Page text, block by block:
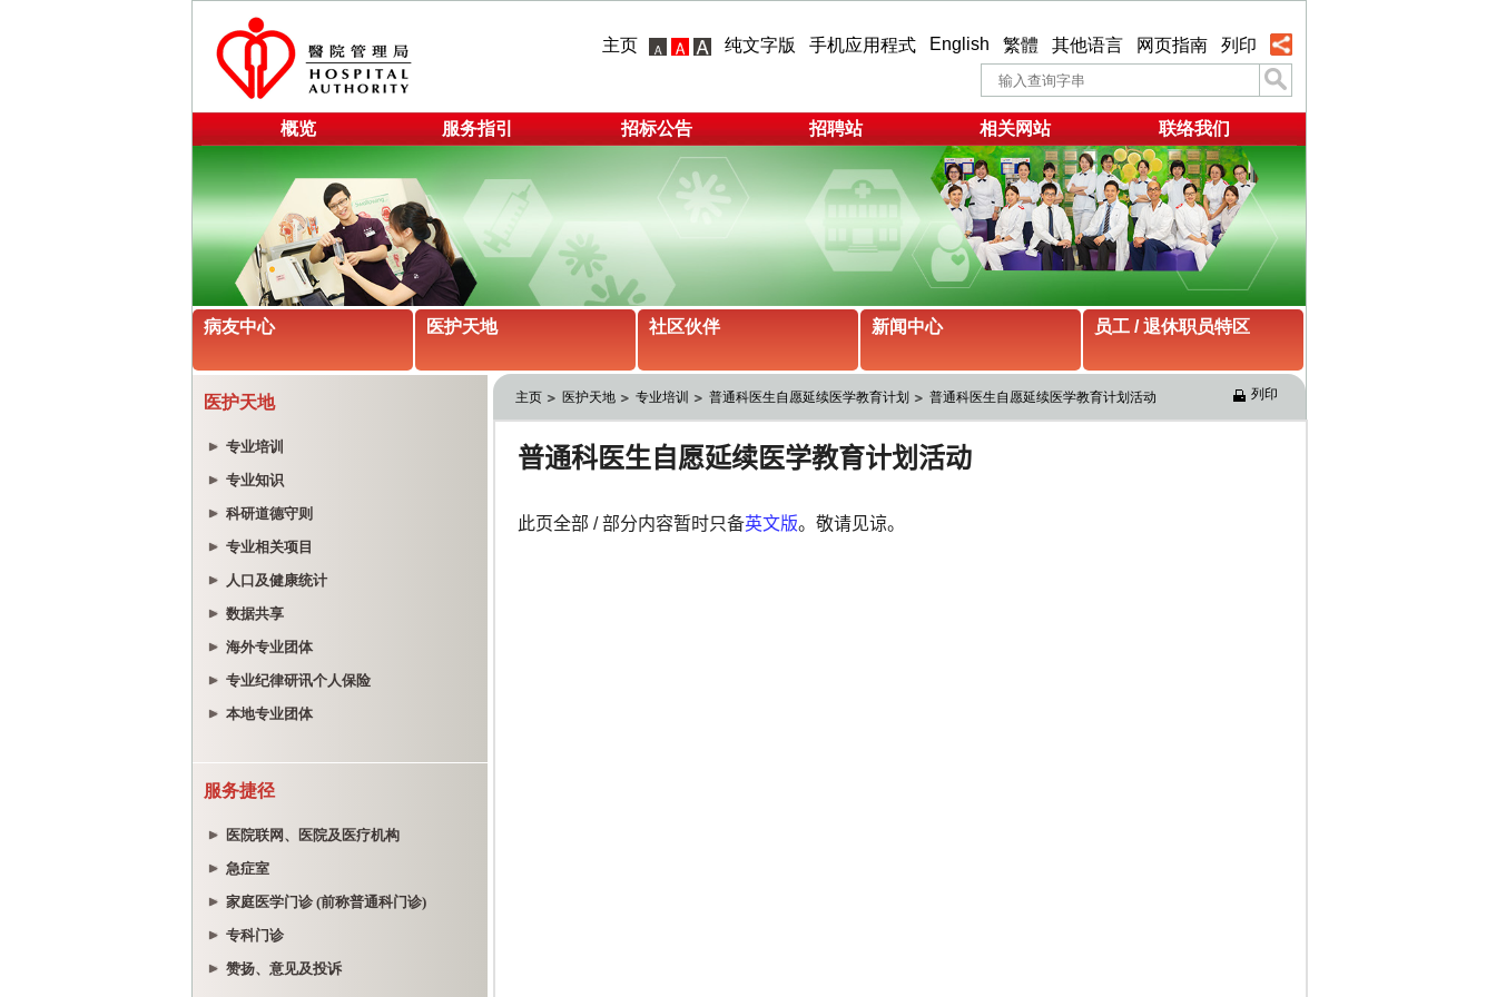
主页 纯文字版 手机应用程式 English 繁體 其他语言 网页指南 列印
概览 服务指引 招标公告 招聘站 相关网站 联络我们
病友中心 医护天地 社区伙伴 新闻中心 员工 / 退休职员特区
医护天地
专业培训
专业知识
科研道德守则
专业相关项目
人口及健康统计
数据共享
海外专业团体
专业纪律研讯个人保险
本地专业团体
服务捷径
医院联网、医院及医疗机构
急症室
家庭医学门诊 (前称普通科门诊)
专科门诊
赞扬、意见及投诉
主页 医护天地 专业培训 普通科医生自愿延续医学教育计划 普通科医生自愿延续医学教育计划活动 列印